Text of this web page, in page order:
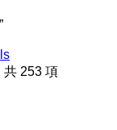
共 253 項